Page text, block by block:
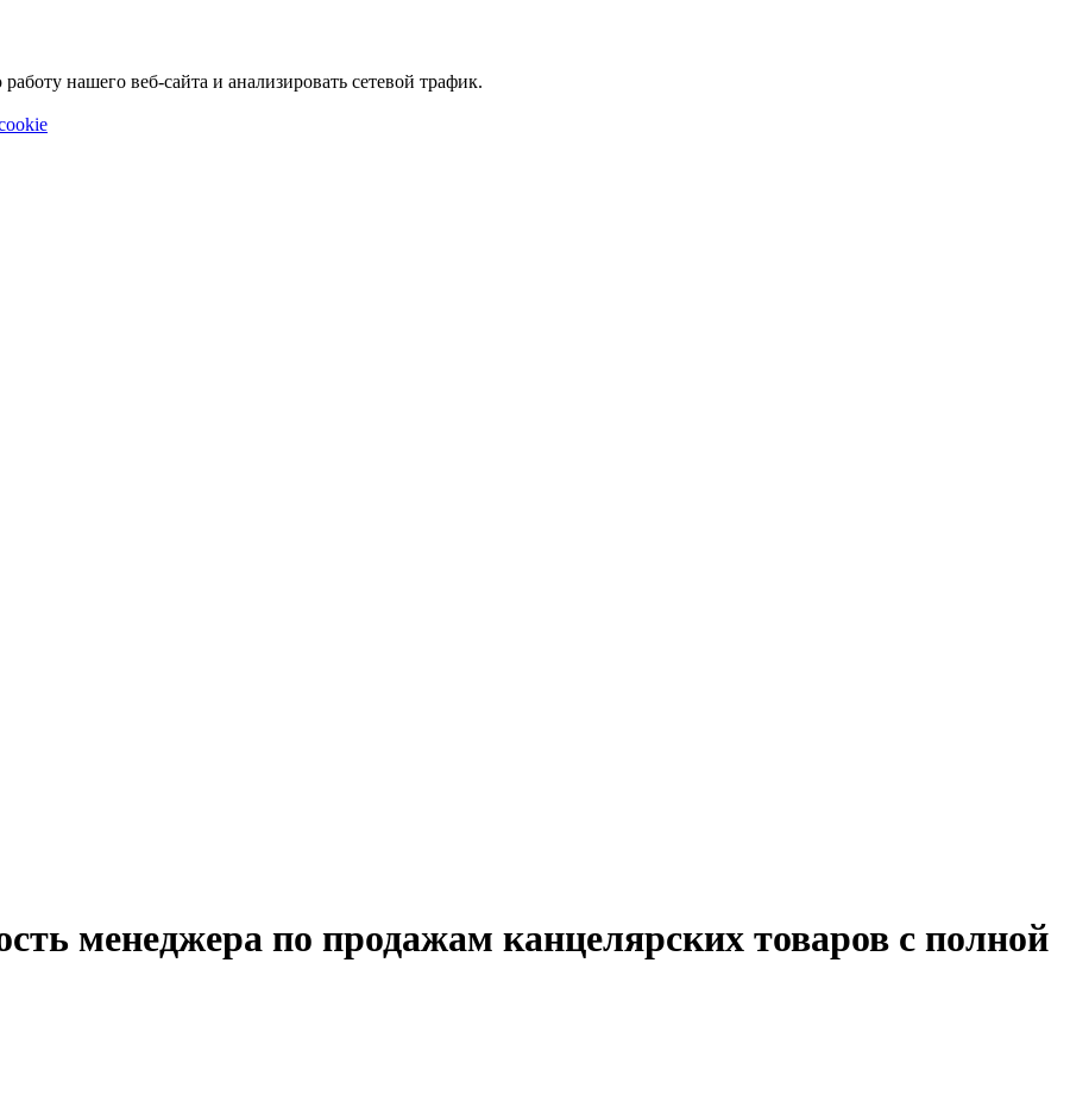
нашего веб-сайта и анализировать сетевой трафик.
менеджера по продажам канцелярских товаров с полной